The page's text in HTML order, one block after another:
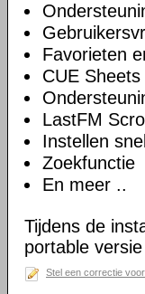
Favorieten
CUE
LastFM
Instellen
Zoekfunctie
En meer ..
Tijdens de
portable
Stel een correctie voor